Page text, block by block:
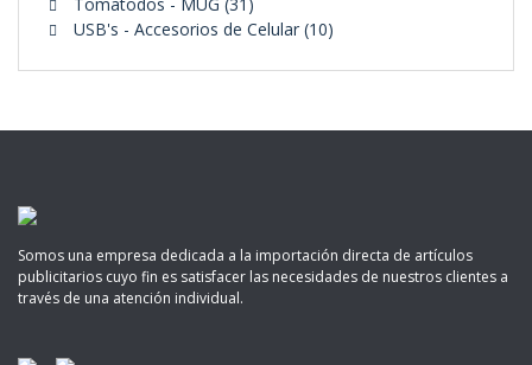
productos
USB's - Accesorios de Celular 1010
Somos una empresa dedicada a la importación directa de artículos
publicitarios cuyo fin es satisfacer las necesidades de nuestros clientes a
través de una atención individual.